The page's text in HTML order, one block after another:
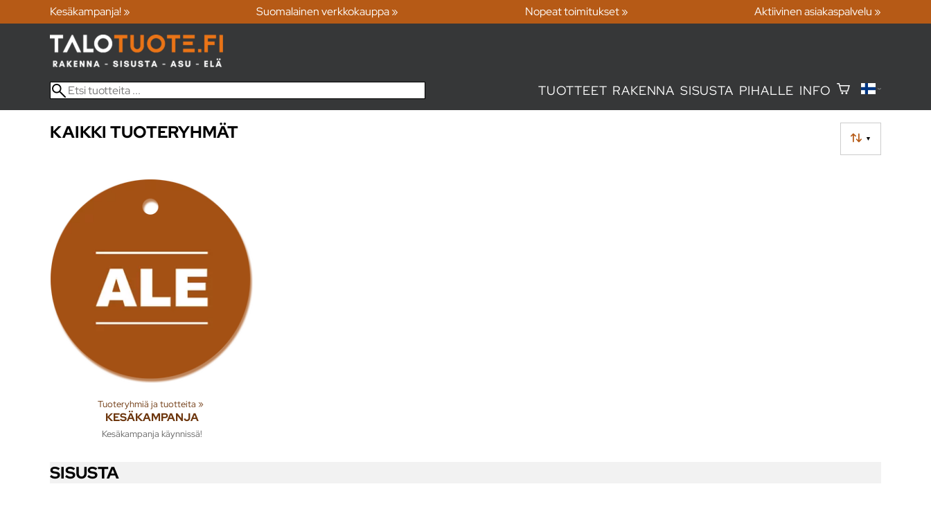
Kesäkampanja! » Suomalainen verkkokauppa » Nopeat toimitukset » Aktiivinen asiakaspalvelu »
TUOTTEET RAKENNA SISUSTA PIHALLE INFO
▼
KAIKKI TUOTERYHMÄT
Tuoteryhmiä ja tuotteita ‪»
KESÄKAMPANJA
Kesäkampanja käynnissä!
SISUSTA